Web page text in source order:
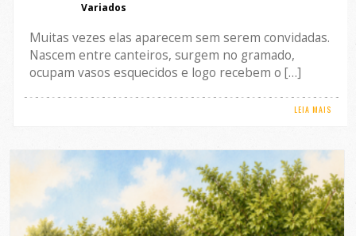
Variados
Muitas vezes elas aparecem sem serem convidadas.
Nascem entre canteiros, surgem no gramado,
ocupam vasos esquecidos e logo recebem o […]
LEIA MAIS